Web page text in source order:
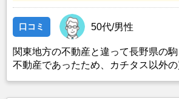
口コミ 50代/男性
関東地方の不動産と違って長野県の
不動産であったため、カチタス以外